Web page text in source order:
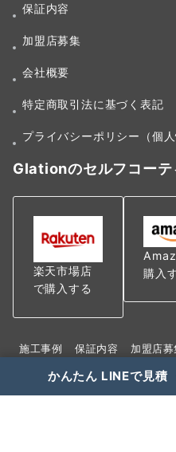
保証内容
加盟店募集
会社概要
特定商取引法に基づく表記
プライバシーポリシー（個人
Glationのセルフコーテ
楽天市場店
で購入する
購入
施工事例 保証内容 加盟店募
特定商取引法に基づく表記
プライバシーポリシー（個人情
かんたん LINEで見積